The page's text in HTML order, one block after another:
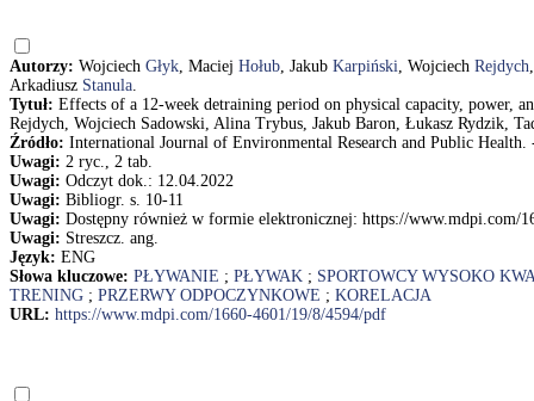
Autorzy: Wojciech Głyk, Maciej Hołub, Jakub Karpiński, Wojciech Rejdych
Arkadiusz Stanula.
Tytuł: Effects of a 12-week detraining period on physical capacity, power,
Rejdych, Wojciech Sadowski, Alina Trybus, Jakub Baron, Łukasz Rydzik,
Źródło: International Journal of Environmental Research and Public
Uwagi: 2 ryc., 2 tab.
Uwagi: Odczyt dok.: 12.04.2022
Uwagi: Bibliogr. s. 10-11
Uwagi: Dostępny również w formie elektronicznej: https://www.mdpi.com/
Uwagi: Streszcz. ang.
Język: ENG
Słowa kluczowe: PŁYWANIE ; PŁYWAK ; SPORTOWCY WYSOKO
TRENING ; PRZERWY ODPOCZYNKOWE ; KORELACJA
URL: https://www.mdpi.com/1660-4601/19/8/4594/pdf